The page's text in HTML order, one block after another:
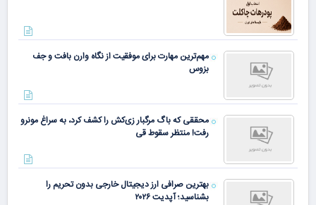
مهم‌ترین مهارت برای موفقیت از نگاه وارن بافت و جف
بزوس
محققی که باگ مرگبار زی‌کش را کشف کرد، به سراغ مونرو
رفت! منتظر سقوط قی
بهترین صرافی ارز دیجیتال خارجی بدون تحریم را
بشناسید؛ آپدیت ۲۰۲۶